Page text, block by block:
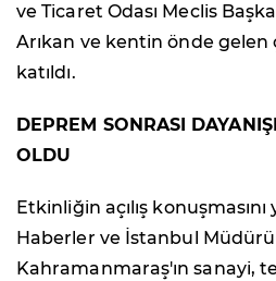
ve Ticaret Odası Meclis
Arıkan ve kentin önde gelen
katıldı.
DEPREM SONRASI
OLDU
Etkinliğin açılış
Haberler ve İstanbul
Kahramanmaraş'ın sanayi,